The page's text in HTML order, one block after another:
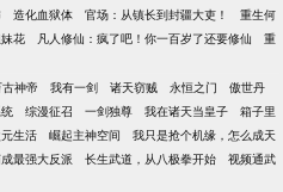
造化血狱体 官场：从镇长到封疆大吏！
重生何
花 凡人修仙：疯了吧！你一百岁了还要修仙
重
神帝 我有一剑 诸天窃贼 永恒之门
傲世丹
综漫征召 一剑独尊 我在诸天当皇子
箱子里
生活 崛起主神空间
我只是抢个机缘，怎么成天
最强大反派 长生武道，从八极拳开始
视频通武